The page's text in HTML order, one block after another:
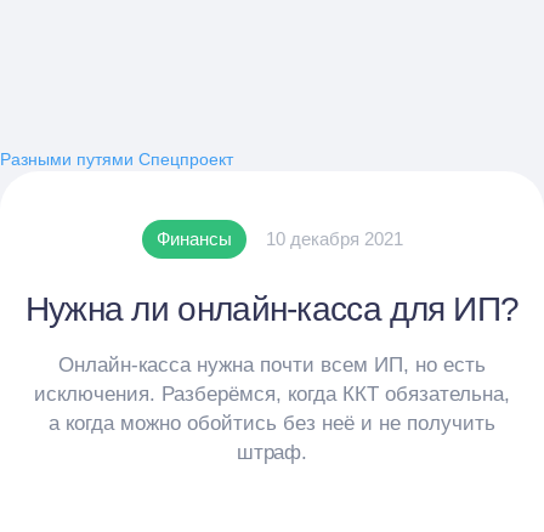
Разными путями Спецпроект
Финансы 10 декабря 2021
Нужна ли онлайн-касса для ИП?
Онлайн-касса нужна почти всем ИП, но есть
исключения. Разберёмся, когда ККТ обязательна,
а когда можно обойтись без неё и не получить
штраф.